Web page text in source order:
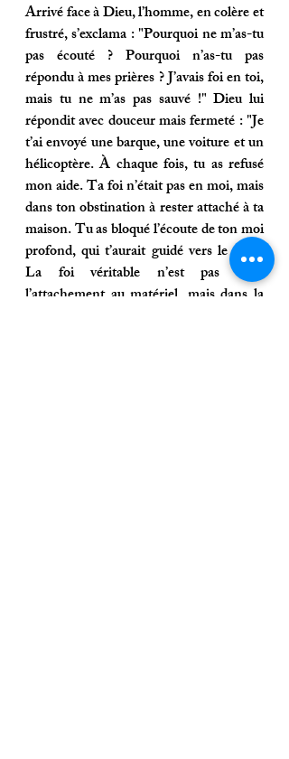
Arrivé face à Dieu, l’homme, en colère et
frustré, s’exclama : "Pourquoi ne m’as-tu
pas écouté ? Pourquoi n’as-tu pas
répondu à mes prières ? J’avais foi en toi,
mais tu ne m’as pas sauvé !" Dieu lui
répondit avec douceur mais fermeté : "Je
t’ai envoyé une barque, une voiture et un
hélicoptère. À chaque fois, tu as refusé
mon aide. Ta foi n’était pas en moi, mais
dans ton obstination à rester attaché à ta
maison. Tu as bloqué l’écoute de ton moi
profond, qui t’aurait guidé vers le salut.
La foi véritable n’est pas dans
l’attachement au matériel, mais dans la